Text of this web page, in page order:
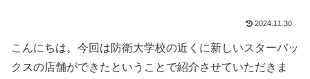
2024.11.30
こんにちは。今回は防衛大学校の近くに新しいスターバッ
クスの店舗ができたということで紹介させていただきま